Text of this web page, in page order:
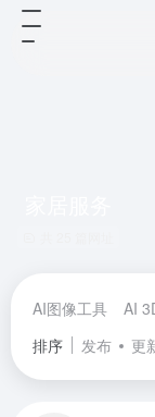
AI图像工具 AI
排序
发布 更